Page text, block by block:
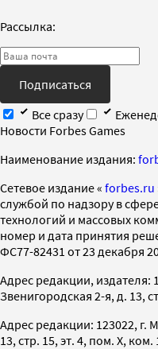
Рассылка:
Подписаться
Все сразу
Новости Forbes Games
Наименование издания:
Cетевое издание « forbes.ru
службой по надзору в
технологий и массовых
номер и дата принятия
ФС77-82431 от 23 декабря
Адрес редакции, издателя:
Звенигородская 2-я, д. 13,
Адрес редакции: 123022, г.
13, стр. 15, эт. 4, пом. X, ком.